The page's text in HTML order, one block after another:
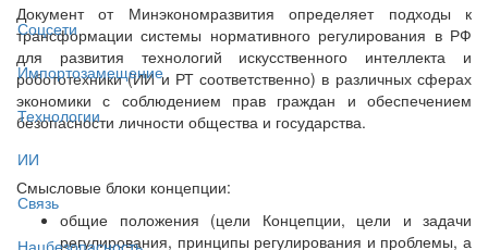
Соцсети
Импортозамещение
Технологии
ИИ
Связь
Нацбезопасность
Документ от Минэкономразвития определяет подходы к
трансформации системы нормативного регулирования в РФ
для развития технологий искусственного интеллекта и
робототехники (ИИ и РТ соответственно) в различных сферах
экономики с соблюдением прав граждан и обеспечением
безопасности личности общества и государства.
Смысловые блоки концепции:
общие положения (цели Концепции, цели и задачи
регулирования, принципы регулирования и проблемы, а